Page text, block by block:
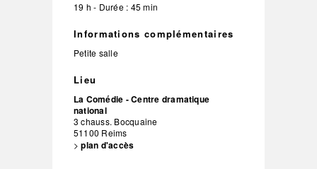
19 h - Durée : 45 min
Informations complémentaires
Petite salle
Lieu
La Comédie - Centre dramatique
national
3 chauss. Bocquaine
51100 Reims
>plan d'accès